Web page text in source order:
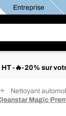
Entreprise
-🔥-20% sur
Nettoyant
Magic